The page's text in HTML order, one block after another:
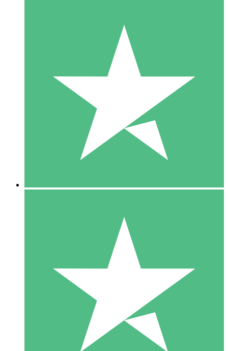
Paquetes de Créditos Individuales
Paga según el uso con créditos de descarga. Sin compromiso
10 00
10 Descargas
20 00